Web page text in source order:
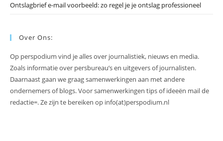
Ontslagbrief e-mail voorbeeld: zo regel je je ontslag professioneel
Over Ons:
Op perspodium vind je alles over journalistiek, nieuws en media.
Zoals informatie over persbureau’s en uitgevers of journalisten.
Daarnaast gaan we graag samenwerkingen aan met andere
ondernemers of blogs. Voor samenwerkingen tips of ideeën mail de
redactie=. Ze zijn te bereiken op info(at)perspodium.nl